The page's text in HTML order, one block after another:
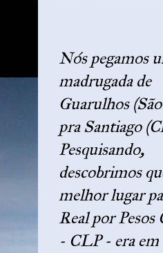
Nós pegamos
madrugada de
Guarulhos
pra Santiago
Pesquisando,
descobrimos
melhor lugar
Real por Pesos
- CLP - era em